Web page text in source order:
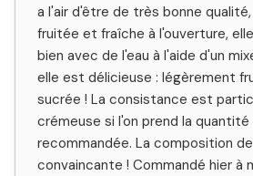
a l'air d'être de très bonne
fruitée et fraîche à l'ouverture,
bien avec de l'eau à l'aide d'un
elle est délicieuse : légèrement
sucrée ! La consistance est
crémeuse si l'on prend la quantité
recommandée. La composition
convaincante ! Commandé hier à